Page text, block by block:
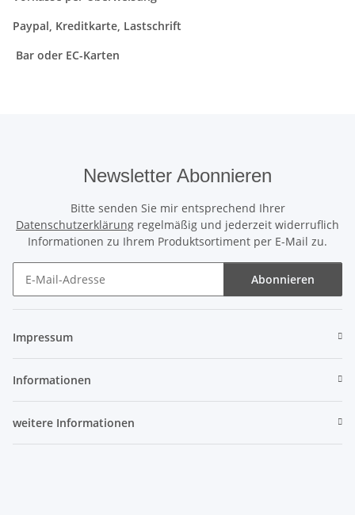
Paypal, Kreditkarte, Lastschrift
Bar oder EC-Karten
Newsletter Abonnieren
Bitte senden Sie mir entsprechend Ihrer
Datenschutzerklärung regelmäßig und jederzeit widerruflich
Informationen zu Ihrem Produktsortiment per E-Mail zu.
Abonnieren
Impressum
Informationen
weitere Informationen